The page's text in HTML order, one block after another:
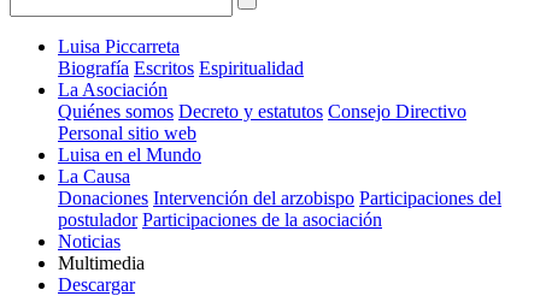
Luisa Piccarreta
Biografía Escritos Espiritualidad
La Asociación
Quiénes somos Decreto y estatutos Consejo Directivo
Personal sitio web
Luisa en el Mundo
La Causa
Donaciones Intervención del arzobispo Participaciones del
postulador Participaciones de la asociación
Noticias
Multimedia
Descargar